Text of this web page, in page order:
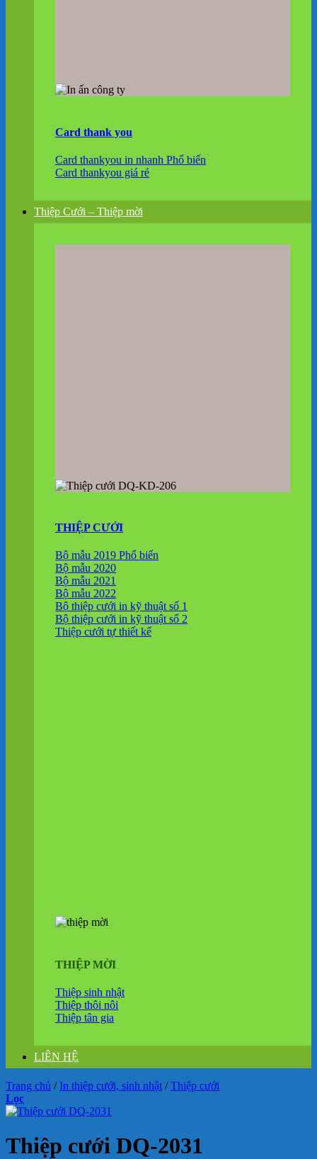
Card thank you
Card thankyou in nhanh
Card thankyou giá rẻ
Thiệp Cưới – Thiệp mời
THIỆP CƯỚI
Bộ mẫu 2019
Bộ mẫu 2020
Bộ mẫu 2021
Bộ mẫu 2022
Bộ thiệp cưới in kỹ thuật số 1
Bộ thiệp cưới in kỹ thuật số 2
Thiệp cưới tự thiết kế
THIỆP MỜI
Thiệp sinh nhật
Thiệp thôi nôi
Thiệp tân gia
LIÊN HỆ
Trang chủ / In thiệp cưới, sinh nhật / Thiệp cưới
Lọc
Thiệp cưới DQ-2031